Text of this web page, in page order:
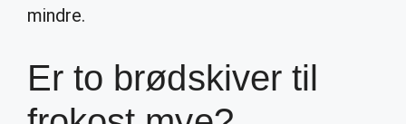
mindre.
Er to brødskiver til